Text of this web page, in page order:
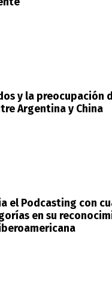
y la preocupación
Argentina y China
el Podcasting con
en su